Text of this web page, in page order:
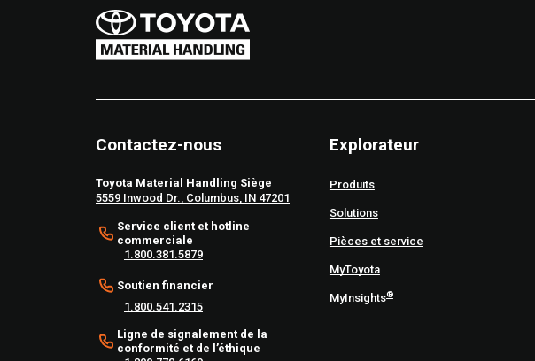
Contactez-nous
Toyota Material Handling Siège
5559 Inwood Dr., Columbus, IN 47201
Service client et hotline
commerciale
1.800.381.5879
Soutien financier
1.800.541.2315
Ligne de signalement de la
conformité et de l’éthique
Explorateur
Produits
Solutions
Pièces et service
MyToyota
MyInsights®